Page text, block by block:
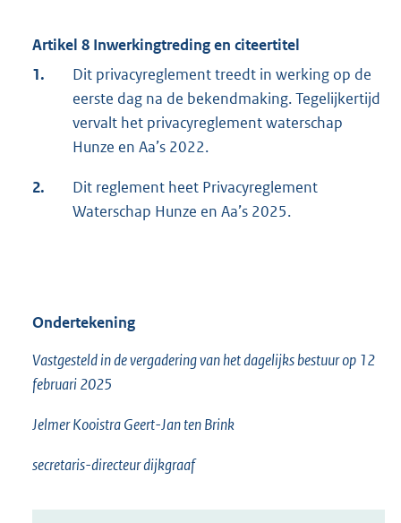
Artikel 8 Inwerkingtreding en citeertitel
1.
Dit privacyreglement treedt in werking op de
eerste dag na de bekendmaking. Tegelijkertijd
vervalt het privacyreglement waterschap
Hunze en Aa’s 2022.
2.
Dit reglement heet Privacyreglement
Waterschap Hunze en Aa’s 2025.
Ondertekening
Vastgesteld in de vergadering van het dagelijks bestuur op 12
februari 2025
Jelmer Kooistra Geert-Jan ten Brink
secretaris-directeur dijkgraaf